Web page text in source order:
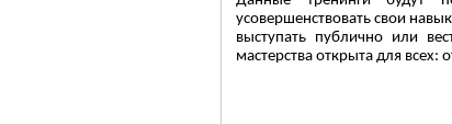
усовершенствовать свои
выступать публично или
мастерства открыта для всех: